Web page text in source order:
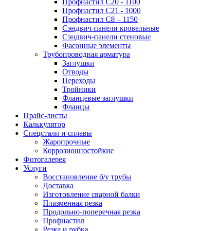
Профнастил С20 - 1100
Профнастил С21 - 1000
Профнастил С8 – 1150
Сэндвич-панели кровельные
Сэндвич-панели стеновые
Фасонные элементы
Трубопроводная арматура
Заглушки
Отводы
Переходы
Тройники
Фланцевые заглушки
Фланцы
Прайс-листы
Калькулятор
Спецстали и сплавы
Жаропрочные
Коррозионностойкие
Фотогалерея
Услуги
Восстановление б/у трубы
Доставка
Изготовление сварной балки
Плазменная резка
Продольно-поперечная резка
Профнастил
Резка и рубка